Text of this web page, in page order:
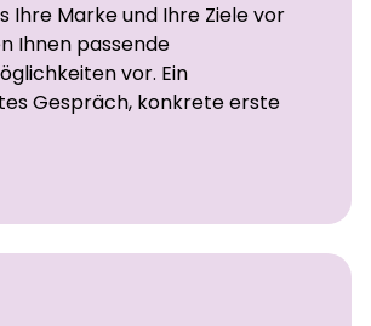
Ihre Marke und Ihre Ziele vor
Ihnen passende
vor. Ein
Gespräch, konkrete erste